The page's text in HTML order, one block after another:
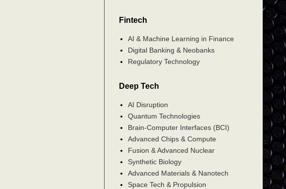
Fintech
AI & Machine Learning in Finance
Digital Banking & Neobanks
Regulatory Technology
Deep Tech
AI Disruption
Quantum Technologies
Brain-Computer Interfaces (BCI)
Advanced Chips & Compute
Fusion & Advanced Nuclear
Synthetic Biology
Advanced Materials & Nanotech
Space Tech & Propulsion